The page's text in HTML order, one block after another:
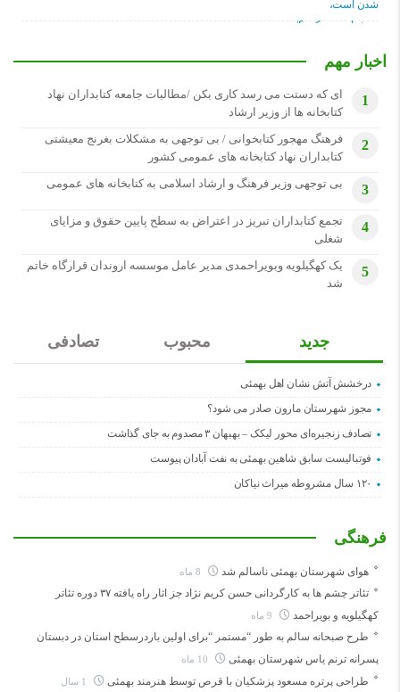
اخبار مهم
1
ای که دستت می رسد کاری بکن /مطالبات جامعه کتابداران نهاد
کتابخانه ها از وزیر ارشاد
2
فرهنگ مهجور کتابخوانی / بی توجهی به مشکلات بغرنج معیشتی
کتابداران نهاد کتابخانه های عمومی کشور
3 بی توجهی وزیر فرهنگ و ارشاد اسلامی به کتابخانه های عمومی
4
تجمع کتابداران تبریز در اعتراض به سطح پایین حقوق و مزایای
شغلی
5
یک کهگیلویه وبویراحمدی مدیر عامل موسسه اروندان قرارگاه خاتم
شد
جدید محبوب تصادفی
درخشش آتش نشان اهل بهمئی
مجوز شهرستان مارون صادر می شود؟
تصادف زنجیره‌ای محور لیکک – بهبهان ۳ مصدوم به جای گذاشت
فوتبالیست سابق شاهین بهمئی به نفت آبادان پیوست
۱۲۰ سال مشروطه میراث نیاکان
فرهنگی
هوای شهرستان بهمئی ناسالم شد
تئاتر چشم ها به کارگردانی حسن کریم نژاد جز اثار راه یافته ۳۷ دوره تئاتر
کهگیلویه و بویراحمد
طرح صبحانه سالم به طور “مستمر “برای اولین باردرسطح استان در دبستان
پسرانه ترنم یاس شهرستان بهمئی
طراحی پرتره مسعود پزشکیان با قرص توسط هنرمند بهمئی